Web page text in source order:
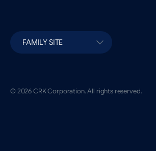
FAMILY SITE
© 2026 CRK Corporation. All rights reserved.